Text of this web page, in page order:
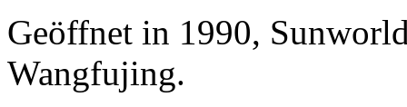
Geöffnet in 1990,
Wangfujing.